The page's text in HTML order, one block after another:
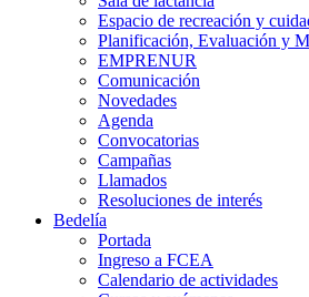
Espacio de recreación y
Planificación, Evaluación y
EMPRENUR
Comunicación
Novedades
Agenda
Convocatorias
Campañas
Llamados
Resoluciones de interés
Bedelía
Portada
Ingreso a FCEA
Calendario de actividades